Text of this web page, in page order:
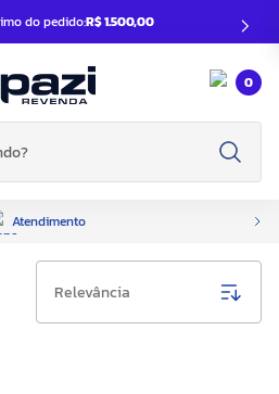
do pedido:R$ 1.500,00
0
Atendimento
Relevância